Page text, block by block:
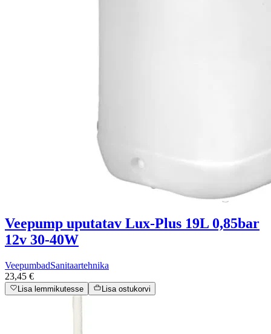
Veepump uputatav Lux-Plus 19L 0,85bar
12v 30-40W
VeepumbadSanitaartehnika
23,45 €
Lisa lemmikutesse Lisa ostukorvi